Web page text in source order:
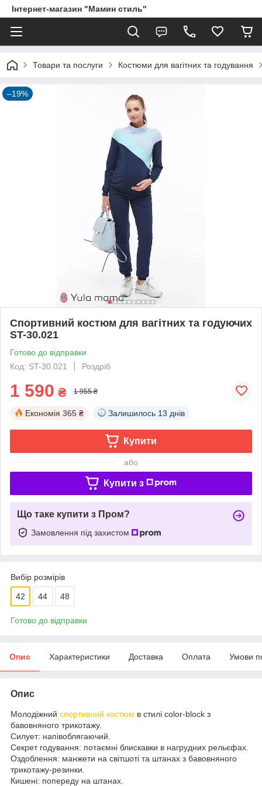
Інтернет-магазин "Мамин стиль"
Товари та послуги Костюми для вагітних та годування
–19%
Спортивний костюм для вагітних та годуючих
ST-30.021
Готово до відправки
Код: ST-30.021
Роздріб
1 590 ₴ 1 955 ₴
Економія 365 ₴ Залишилось 13 днів
Купити
або
Купити з
Що таке купити з Пром?
Замовлення під захистом
Вибір розмірів
42 44 48
Готово до відправки
Опис Характеристики Доставка Оплата Умови
Опис
Молодіжний спортивний костюм в стилі color-block з
бавовняного трикотажу.
Силует: напівоблягаючий.
Секрет годування: потаємні блискавки в нагрудних рельєфах.
Оздоблення: манжети на світшоті та штанах з бавовняного
трикотажу-резинки.
Кишені: попереду на штанах.